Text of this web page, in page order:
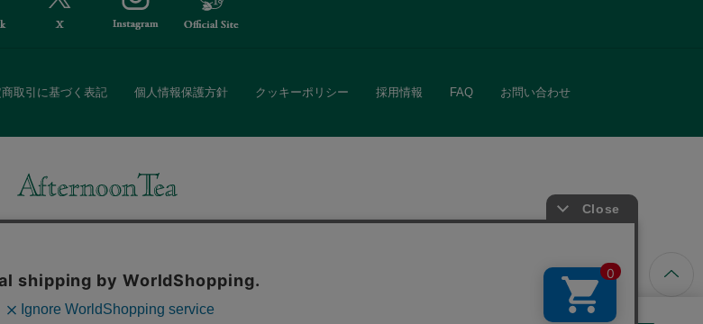
取引に基づく表記 個人情報保護方針 クッキーポリシー 採用情報 FAQ お問い合わせ
などギフトにぴったりの豊富な商品がラインナップ。
ルギフト」サービスもご提供しています。